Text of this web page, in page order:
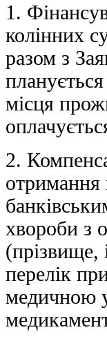
1.
колінних
разом з
місця
2.
отримання
хвороби з
(прізвище,
перелік
медичною